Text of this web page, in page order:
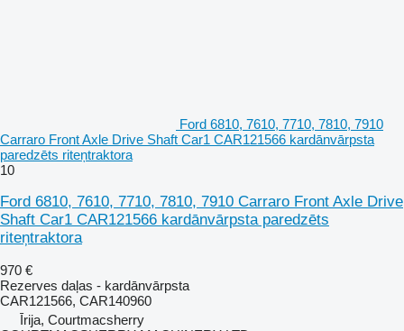
Ford 6810, 7610, 7710, 7810, 7910
Carraro Front Axle Drive Shaft Car1 CAR121566 kardānvārpsta
paredzēts riteņtraktora
10
Ford 6810, 7610, 7710, 7810, 7910 Carraro Front Axle Drive
Shaft Car1 CAR121566 kardānvārpsta paredzēts
riteņtraktora
970 €
Rezerves daļas - kardānvārpsta
CAR121566, CAR140960
Īrija, Courtmacsherry